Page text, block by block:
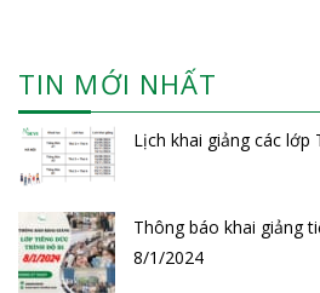
TIN MỚI NHẤT
Lịch khai giảng các lớp
Thông báo khai giảng
8/1/2024